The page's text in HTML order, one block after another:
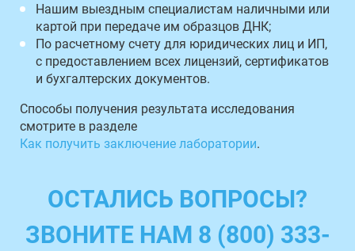
Нашим выездным специалистам наличными или
картой при передаче им образцов ДНК;
По расчетному счету для юридических лиц и ИП,
с предоставлением всех лицензий, сертификатов
и бухгалтерских документов.
Способы получения результата исследования
смотрите в разделе
Как получить заключение лаборатории.
ОСТАЛИСЬ ВОПРОСЫ?
ЗВОНИТЕ НАМ 8 (800) 333-